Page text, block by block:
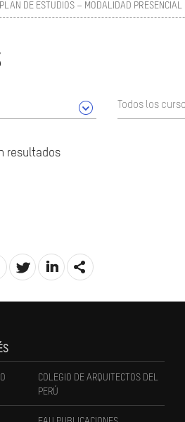
PLAN DE ESTUDIOS – MODALIDAD PRESENCIAL
Todos los
resultados
COLEGIO DE ARQUITECTOS DEL
PERÚ